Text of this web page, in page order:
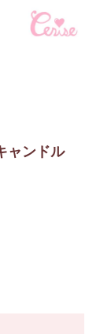
ャンドル